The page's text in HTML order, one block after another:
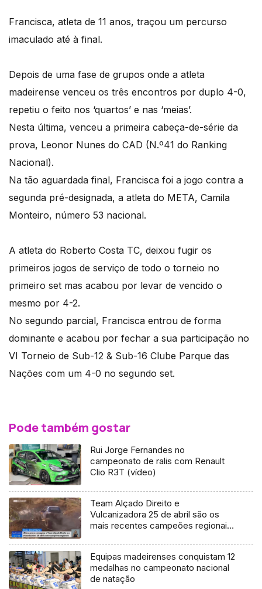
Francisca, atleta de 11 anos, traçou um percurso
imaculado até à final.
Depois de uma fase de grupos onde a atleta
madeirense venceu os três encontros por duplo 4-0,
repetiu o feito nos ‘quartos’ e nas ‘meias’.
Nesta última, venceu a primeira cabeça-de-série da
prova, Leonor Nunes do CAD (N.º41 do Ranking
Nacional).
Na tão aguardada final, Francisca foi a jogo contra a
segunda pré-designada, a atleta do META, Camila
Monteiro, número 53 nacional.
A atleta do Roberto Costa TC, deixou fugir os
primeiros jogos de serviço de todo o torneio no
primeiro set mas acabou por levar de vencido o
mesmo por 4-2.
No segundo parcial, Francisca entrou de forma
dominante e acabou por fechar a sua participação no
VI Torneio de Sub-12 & Sub-16 Clube Parque das
Nações com um 4-0 no segundo set.
Pode também gostar
Rui Jorge Fernandes no
campeonato de ralis com Renault
Clio R3T (vídeo)
Team Alçado Direito e
Vulcanizadora 25 de abril são os
mais recentes campeões regionais
Equipas madeirenses conquistam 12
medalhas no campeonato nacional
de natação